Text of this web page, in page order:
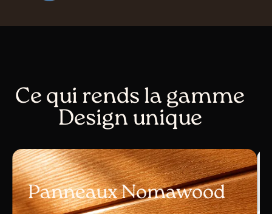
Ce qui rends la gamme
Design unique
Panneaux Nomawood